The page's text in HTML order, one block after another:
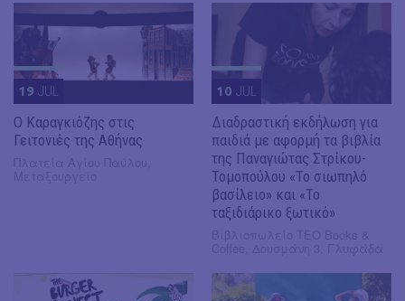
19 JUL
​Ο Καραγκιόζης στις
Γειτονιές της Αθήνας
10 JUL
Διαδραστική εκδήλωση για
παιδιά με αφορμή τα βιβλία
της Παναγιώτας Στρίκου-
Τομοπούλου «Το σιωπηλό
βασίλειο» και «Το
ταξιδιάρικο ξωτικό»